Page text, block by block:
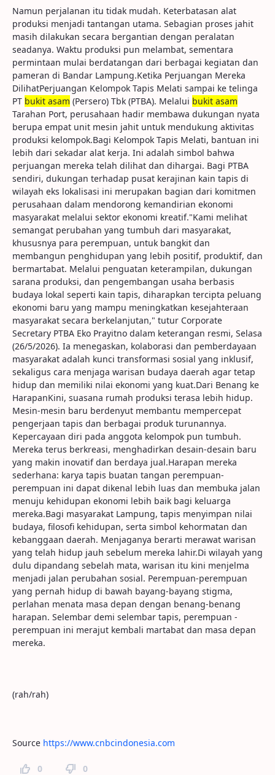
Namun perjalanan itu tidak mudah. Keterbatasan alat
produksi menjadi tantangan utama. Sebagian proses jahit
masih dilakukan secara bergantian dengan peralatan
seadanya. Waktu produksi pun melambat, sementara
permintaan mulai berdatangan dari berbagai kegiatan dan
pameran di Bandar Lampung.Ketika Perjuangan Mereka
DilihatPerjuangan Kelompok Tapis Melati sampai ke telinga
PT bukit asam (Persero) Tbk (PTBA). Melalui bukit asam
Tarahan Port, perusahaan hadir membawa dukungan nyata
berupa empat unit mesin jahit untuk mendukung aktivitas
produksi kelompok.Bagi Kelompok Tapis Melati, bantuan ini
lebih dari sekadar alat kerja. Ini adalah simbol bahwa
perjuangan mereka telah dilihat dan dihargai. Bagi PTBA
sendiri, dukungan terhadap pusat kerajinan kain tapis di
wilayah eks lokalisasi ini merupakan bagian dari komitmen
perusahaan dalam mendorong kemandirian ekonomi
masyarakat melalui sektor ekonomi kreatif."Kami melihat
semangat perubahan yang tumbuh dari masyarakat,
khususnya para perempuan, untuk bangkit dan
membangun penghidupan yang lebih positif, produktif, dan
bermartabat. Melalui penguatan keterampilan, dukungan
sarana produksi, dan pengembangan usaha berbasis
budaya lokal seperti kain tapis, diharapkan tercipta peluang
ekonomi baru yang mampu meningkatkan kesejahteraan
masyarakat secara berkelanjutan," tutur Corporate
Secretary PTBA Eko Prayitno dalam keterangan resmi, Selasa
(26/5/2026). Ia menegaskan, kolaborasi dan pemberdayaan
masyarakat adalah kunci transformasi sosial yang inklusif,
sekaligus cara menjaga warisan budaya daerah agar tetap
hidup dan memiliki nilai ekonomi yang kuat.Dari Benang ke
HarapanKini, suasana rumah produksi terasa lebih hidup.
Mesin-mesin baru berdenyut membantu mempercepat
pengerjaan tapis dan berbagai produk turunannya.
Kepercayaan diri pada anggota kelompok pun tumbuh.
Mereka terus berkreasi, menghadirkan desain-desain baru
yang makin inovatif dan berdaya jual.Harapan mereka
sederhana: karya tapis buatan tangan perempuan-
perempuan ini dapat dikenal lebih luas dan membuka jalan
menuju kehidupan ekonomi lebih baik bagi keluarga
mereka.Bagi masyarakat Lampung, tapis menyimpan nilai
budaya, filosofi kehidupan, serta simbol kehormatan dan
kebanggaan daerah. Menjaganya berarti merawat warisan
yang telah hidup jauh sebelum mereka lahir.Di wilayah yang
dulu dipandang sebelah mata, warisan itu kini menjelma
menjadi jalan perubahan sosial. Perempuan-perempuan
yang pernah hidup di bawah bayang-bayang stigma,
perlahan menata masa depan dengan benang-benang
harapan. Selembar demi selembar tapis, perempuan -
perempuan ini merajut kembali martabat dan masa depan
mereka.
(rah/rah)
Source https://www.cnbcindonesia.com
0 0